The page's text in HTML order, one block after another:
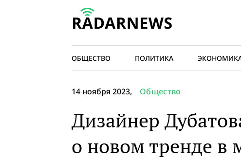
ОБЩЕСТВО ПОЛИТИКА
14 ноября 2023, Общество
Дизайнер
о новом тренде в